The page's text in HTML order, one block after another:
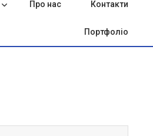
Про нас Контакти
Портфоліо